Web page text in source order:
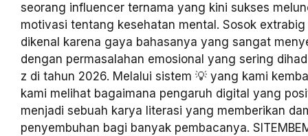
seorang influencer ternama yang kini sukses
motivasi tentang kesehatan mental. Sosok
dikenal karena gaya bahasanya yang sangat
dengan permasalahan emosional yang sering
z di tahun 2026. Melalui sistem 💡 yang kami
kami melihat bagaimana pengaruh digital yang
menjadi sebuah karya literasi yang memberikan
penyembuhan bagi banyak pembacanya.